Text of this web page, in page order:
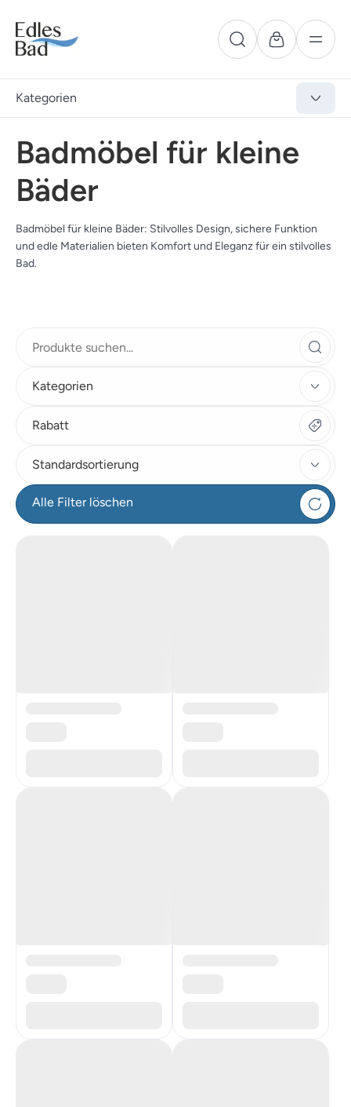
Kategorien
Badmöbel für kleine
Bäder
Badmöbel für kleine Bäder: Stilvolles Design, sichere Funktion
und edle Materialien bieten Komfort und Eleganz für ein stilvolles
Bad.
Kategorien
Rabatt
Standardsortierung
Alle Filter löschen